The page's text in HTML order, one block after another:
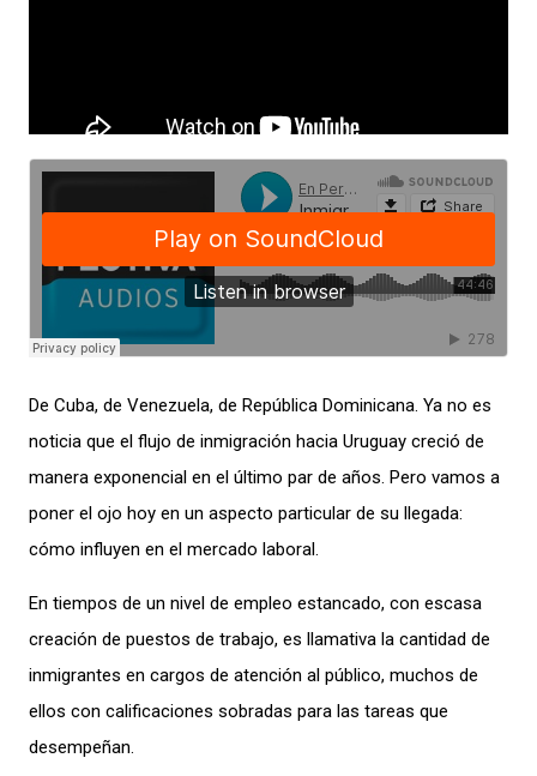
De Cuba, de Venezuela, de República Dominicana. Ya no es
noticia que el flujo de inmigración hacia Uruguay creció de
manera exponencial en el último par de años. Pero vamos a
poner el ojo hoy en un aspecto particular de su llegada:
cómo influyen en el mercado laboral.
En tiempos de un nivel de empleo estancado, con escasa
creación de puestos de trabajo, es llamativa la cantidad de
inmigrantes en cargos de atención al público, muchos de
ellos con calificaciones sobradas para las tareas que
desempeñan.